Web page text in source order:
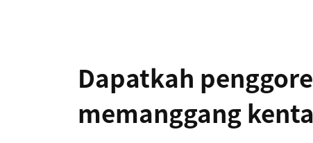
Pembersihan
Dapatkah
memanggang